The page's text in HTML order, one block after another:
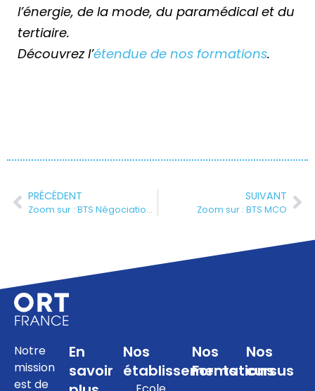
l’énergie, de la mode, du paramédical et du
tertiaire.
Découvrez l’étendue de nos formations.
PRÉCÉDENT
Zoom sur : BTS Négociation & Digitalisation de la Relation Client (NDRC)
SUIVANT
Zoom sur : BTS MCO
Notre
mission
est de
En
savoir
Nos
établissements
Nos
Formations
Nos
cursus